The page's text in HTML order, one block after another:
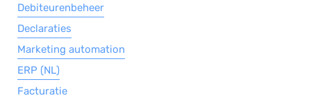
Debiteurenbeheer
Declaraties
Marketing automation
ERP (NL)
Facturatie